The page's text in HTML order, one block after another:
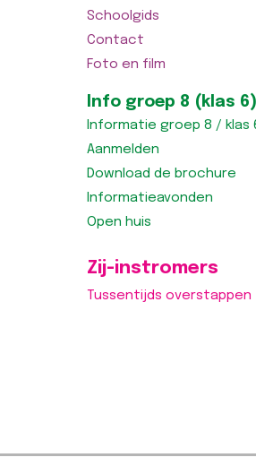
Schoolgids
Contact
Foto en film
Info groep 8 (klas 6)
Informatie groep 8 / klas
Aanmelden
Download de brochure
Informatieavonden
Open huis
Zij-instromers
Tussentijds overstappen